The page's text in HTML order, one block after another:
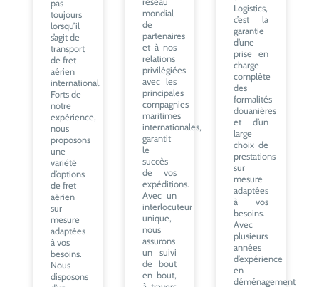
pas
toujours
lorsqu’il
s’agit de
transport
de fret
aérien
international.
Forts de
notre
expérience,
nous
proposons
une
variété
d’options
de fret
aérien
sur
mesure
adaptées
à vos
besoins.
Nous
disposons
mondial
de
partenaires
et à nos
relations
privilégiées
avec les
principales
compagnies
maritimes
internationales,
garantit
le
succès
de vos
expéditions.
Avec un
interlocuteur
unique,
nous
assurons
un suivi
de bout
en bout,
Logistics,
c’est la
garantie
d’une
prise en
charge
complète
des
formalités
douanières
et d’un
large
choix de
prestations
sur
mesure
adaptées
à vos
besoins.
Avec
plusieurs
années
d’expérience
en
déménagement